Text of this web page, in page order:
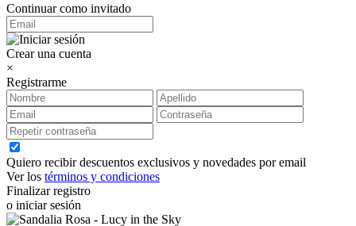
Continuar como invitado
Crear una cuenta
×
Registrarme
Quiero recibir descuentos exclusivos y novedades por email
Ver los términos y condiciones
Finalizar registro
o iniciar sesión